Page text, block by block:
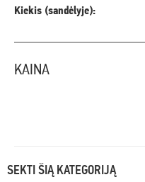
Kiekis (sandėlyje):
KAINA
SEKTI ŠIĄ KATEGORIJĄ